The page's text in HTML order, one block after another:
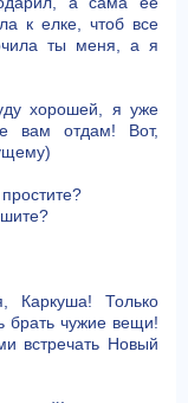
к елке, чтоб все
ты меня, а я
хорошей, я уже
вам отдам! Вот,
Каркуша! Только
брать чужие вещи!
встречать Новый